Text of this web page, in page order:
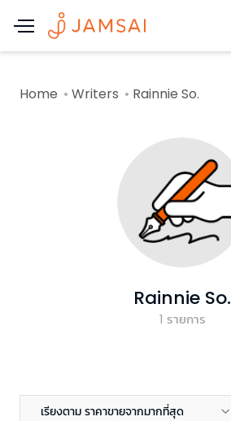
Home Writers Rainnie So.
Rainnie So.
1 รายการ
เรียงตาม ราคาขายจากมากที่สุด